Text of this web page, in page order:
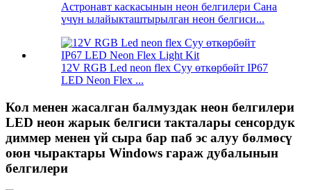
Астронавт каскасынын неон белгилери Сана
үчүн ылайыкташтырылган неон белгиси...
12V RGB Led neon flex Суу өткөрбөйт IP67
LED Neon Flex ...
Кол менен жасалган балмуздак неон белгилери
LED неон жарык белгиси такталары сенсордук
диммер менен үй сыра бар паб эс алуу бөлмөсү
оюн чырактары Windows гараж дубалынын
белгилери